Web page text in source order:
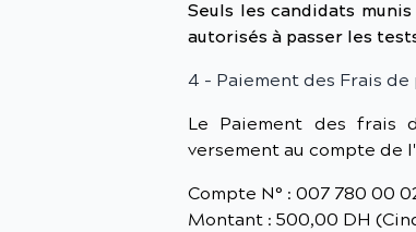
Seuls les candidats
autorisés à passer les
4 - Paiement des Frais
Le Paiement des frais
versement au compte de
Compte N° : 007 780 00
Montant : 500,00 DH